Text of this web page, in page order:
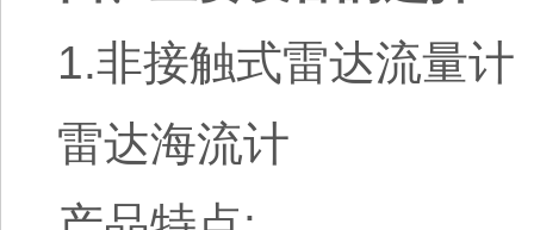
1.非接触式雷达流量计
雷达海流计